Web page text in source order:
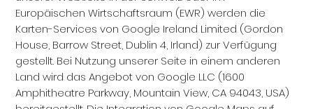
Europäischen Wirtschaftsraum (EWR) werden die
Karten-Services von Google Ireland Limited (Gordon
House, Barrow Street, Dublin 4, Irland) zur Verfügung
gestellt. Bei Nutzung unserer Seite in einem anderen
Land wird das Angebot von Google LLC (1600
Amphitheatre Parkway, Mountain View, CA 94043, USA)